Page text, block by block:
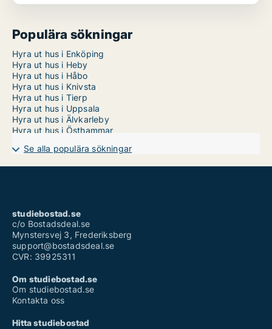
Populära sökningar
Hyra ut hus i Enköping
Hyra ut hus i Heby
Hyra ut hus i Håbo
Hyra ut hus i Knivsta
Hyra ut hus i Tierp
Hyra ut hus i Uppsala
Hyra ut hus i Älvkarleby
Hyra ut hus i Östhammar
Se alla populära sökningar
studiebostad.se
c/o Bostadsdeal.se
Mynstersvej 3, Frederiksberg
support@bostadsdeal.se
CVR: 39925311
Om studiebostad.se
Om studiebostad.se
Kontakta oss
Hitta studiebostad